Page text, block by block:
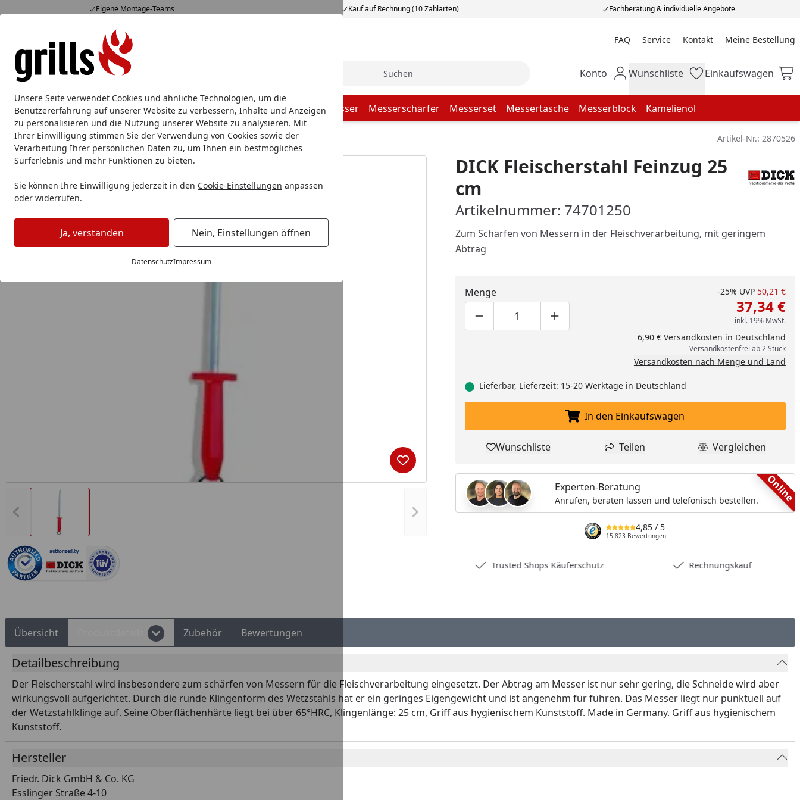
Unsere Seite verwendet Cookies und ähnliche Technologien, um die
Benutzererfahrung auf unserer Website zu verbessern, Inhalte und Anzeigen
zu personalisieren und die Nutzung unserer Website zu analysieren. Mit
Ihrer Einwilligung stimmen Sie der Verwendung von Cookies sowie der
Verarbeitung Ihrer persönlichen Daten zu, um Ihnen ein bestmögliches
Surferlebnis und mehr Funktionen zu bieten.
Sie können Ihre Einwilligung jederzeit in den Cookie-Einstellungen anpassen
oder widerrufen.
Ja, verstanden Nein, Einstellungen öffnen
DatenschutzImpressum
Eigene Montage-Teams Kauf auf Rechnung (10 Zahlarten) Fachberatung & individuelle Angebote
Mo-Fr. 8-16 Uhr 15.823 Bewertungen FAQ Service Kontakt Meine Bestellung
Meine Bestellung
Alle Produkte
Alle ProdukteMarken Mein Konto
Konto Wunschliste
Wunschliste Einkaufswagen
Einkaufswagen
Messer Damastmesser Klappmesser Kochmesser Fleischermesser Messerschärfer Messerset Messertasche Messerblock Kamelienöl
Startseite
Messer Messerschärfer DICK Fleischerstahl Feinzug 25 cm Artikel-Nr.: 2870526
Vorheriges Bild anzeigen Nächstes Bild anzeigen
Produkt zur Wunschliste hinzufügen
authorized.by
DICK Fleischerstahl Feinzug 25
cm
Artikelnummer: 74701250
Zum Schärfen von Messern in der Fleischverarbeitung, mit geringem
Abtrag
Menge
Produktmenge um eins verringern
Produktmenge manuell eingeben
Produktmenge um eins erhöhen
-25% UVP 50,21 €
37,34 €
inkl. 19% MwSt.
6,90 € Versandkosten in Deutschland
Versandkostenfrei ab 2 Stück
Versandkosten nach Menge und Land
Lieferbar, Lieferzeit: 15-20 Werktage in Deutschland
In den Einkaufswagen legen
In den Einkaufswagen
Produkt zur Wunschliste hinzufügen
Wunschliste Teilen
Teilen Produkt
Vergleichen
Online
Experten-Beratung
Anrufen, beraten lassen und telefonisch bestellen.
4,85 / 5
15.823 Bewertungen
Trusted Shops Käuferschutz Rechnungskauf
Übersicht Zubehör Bewertungen
Detailbeschreibung
Der Fleischerstahl wird insbesondere zum schärfen von Messern für die Fleischverarbeitung eingesetzt. Der Abtrag am Messer ist nur sehr gering, die Schneide wird aber
wirkungsvoll aufgerichtet. Durch die runde Klingenform des Wetzstahls hat er ein geringes Eigengewicht und ist angenehm für führen. Das Messer liegt nur punktuell auf
der Wetzstahlklinge auf. Seine Oberflächenhärte liegt bei über 65°HRC, Klingenlänge: 25 cm, Griff aus hygienischem Kunststoff. Made in Germany. Griff aus hygienischem
Kunststoff.
Hersteller
Friedr. Dick GmbH & Co. KG
Esslinger Straße 4-10